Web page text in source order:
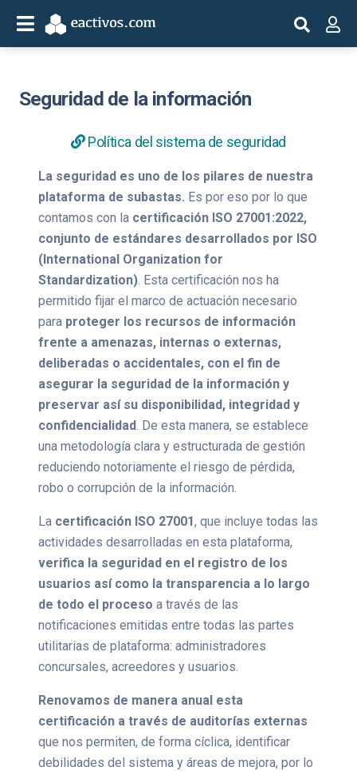
Seguridad de la información
La seguridad es uno de los pilares de nuestra
plataforma de subastas. Es por eso por lo que
contamos con la certificación ISO 27001:2022,
conjunto de estándares desarrollados por ISO
(International Organization for
Standardization). Esta certificación nos ha
permitido fijar el marco de actuación necesario
para proteger los recursos de información
frente a amenazas, internas o externas,
deliberadas o accidentales, con el fin de
asegurar la seguridad de la información y
preservar así su disponibilidad, integridad y
confidencialidad. De esta manera, se establece
una metodología clara y estructurada de gestión
reduciendo notoriamente el riesgo de pérdida,
robo o corrupción de la información.
La certificación ISO 27001, que incluye todas las
actividades desarrolladas en esta plataforma,
verifica la seguridad en el registro de los
usuarios así como la transparencia a lo largo
de todo el proceso a través de las
notificaciones emitidas entre todas las partes
utilitarias de plataforma: administradores
concursales, acreedores y usuarios.
Renovamos de manera anual esta
certificación a través de auditorías externas
que nos permiten, de forma cíclica, identificar
debilidades del sistema y áreas de mejora, por lo
Política del sistema de seguridad